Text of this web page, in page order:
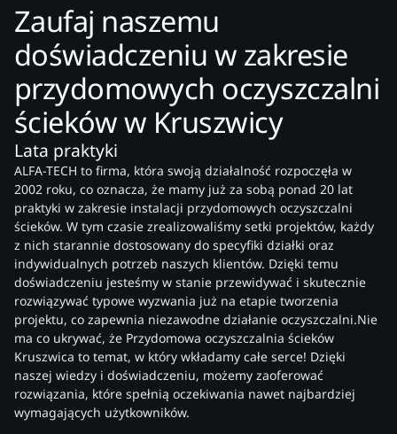
Zaufaj naszemu
doświadczeniu w zakresie
przydomowych oczyszczalni
ścieków w Kruszwicy
Lata praktyki
ALFA-TECH to firma, która swoją działalność rozpoczęła w
2002 roku, co oznacza, że mamy już za sobą ponad 20 lat
praktyki w zakresie instalacji przydomowych oczyszczalni
ścieków. W tym czasie zrealizowaliśmy setki projektów, każdy
z nich starannie dostosowany do specyfiki działki oraz
indywidualnych potrzeb naszych klientów. Dzięki temu
doświadczeniu jesteśmy w stanie przewidywać i skutecznie
rozwiązywać typowe wyzwania już na etapie tworzenia
projektu, co zapewnia niezawodne działanie oczyszczalni.Nie
ma co ukrywać, że Przydomowa oczyszczalnia ścieków
Kruszwica to temat, w który wkładamy całe serce! Dzięki
naszej wiedzy i doświadczeniu, możemy zaoferować
rozwiązania, które spełnią oczekiwania nawet najbardziej
wymagających użytkowników.